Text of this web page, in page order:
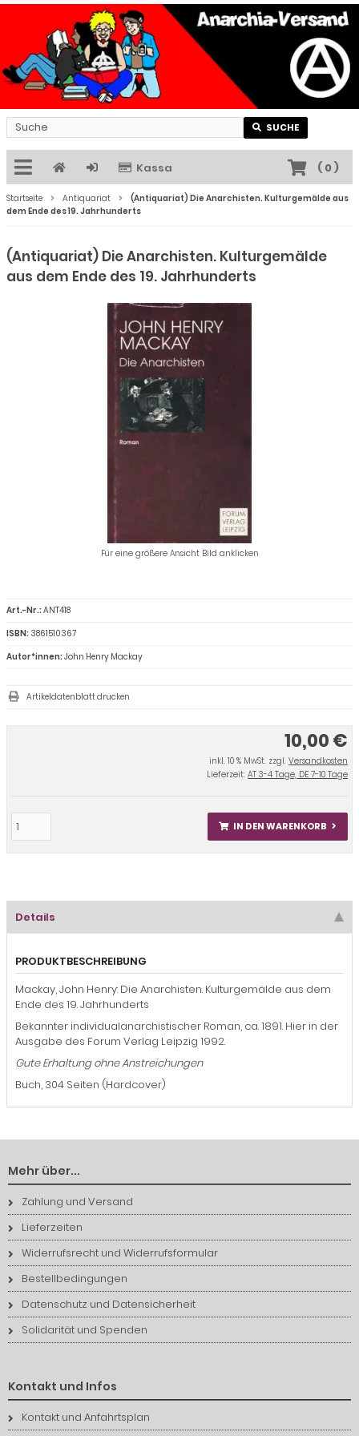
SUCHE
Kassa ( 0)
Startseite Antiquariat
(Antiquariat) Die Anarchisten. Kulturgemälde aus
dem Ende des 19. Jahrhunderts
(Antiquariat) Die Anarchisten. Kulturgemälde
aus dem Ende des 19. Jahrhunderts
Für eine größere Ansicht Bild anklicken
10,00 €
inkl. 10 % MwSt. zzgl. Versandkosten
Lieferzeit: AT 3-4 Tage, DE 7-10 Tage
IN DEN WARENKORB
Art.-Nr.:ANT418
ISBN: 3861510367
Autor*innen:John Henry Mackay
Artikeldatenblatt drucken
Details
PRODUKTBESCHREIBUNG
Mackay, John Henry: Die Anarchisten. Kulturgemälde aus dem
Ende des 19. Jahrhunderts
Bekannter individualanarchistischer Roman, ca. 1891. Hier in der
Ausgabe des Forum Verlag Leipzig 1992.
Gute Erhaltung ohne Anstreichungen
Buch, 304 Seiten (Hardcover)
Mehr über...
Zahlung und Versand
Lieferzeiten
Widerrufsrecht und Widerrufsformular
Bestellbedingungen
Datenschutz und Datensicherheit
Solidarität und Spenden
Kontakt und Infos
Kontakt und Anfahrtsplan